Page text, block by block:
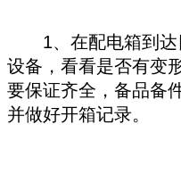
1、在配电箱到达
设备，看看是否有变
要保证齐全，备品备
并做好开箱记录。